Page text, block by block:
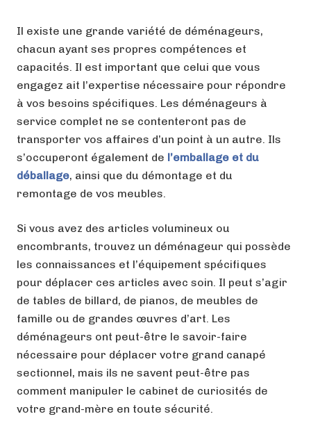
Il existe une grande variété de déménageurs,
chacun ayant ses propres compétences et
capacités. Il est important que celui que vous
engagez ait l’expertise nécessaire pour répondre
à vos besoins spécifiques. Les déménageurs à
service complet ne se contenteront pas de
transporter vos affaires d’un point à un autre. Ils
s’occuperont également de l’emballage et du
déballage, ainsi que du démontage et du
remontage de vos meubles.
Si vous avez des articles volumineux ou
encombrants, trouvez un déménageur qui possède
les connaissances et l’équipement spécifiques
pour déplacer ces articles avec soin. Il peut s’agir
de tables de billard, de pianos, de meubles de
famille ou de grandes œuvres d’art. Les
déménageurs ont peut-être le savoir-faire
nécessaire pour déplacer votre grand canapé
sectionnel, mais ils ne savent peut-être pas
comment manipuler le cabinet de curiosités de
votre grand-mère en toute sécurité.